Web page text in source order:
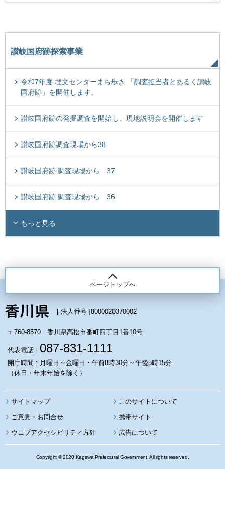
讃岐国府跡探索事業
令和7年度 埋文センターまち歩き 「調査担当者とあるく讃岐
国府跡」を開催します。
讃岐国府跡の発掘調査を開始し、現地説明会を開催します
讃岐国府跡調査現場から38
讃岐国府跡 調査現場から 37
讃岐国府跡 調査現場から 36
もっと見る
ページトップへ
[ 法人番号 ]8000020370002
〒760-8570 香川県高松市番町四丁目1番10号
代表電話 : 087-831-1111
開庁時間 : 月曜日～金曜日・午前8時30分～午後5時15分
（休日・年末年始を除く）
サイトマップ このサイトについて
携帯サイト
ウェブアクセシビリティ方針 広告について
Copyright © 2020 Kagawa Prefectural Government. All rights reserved.